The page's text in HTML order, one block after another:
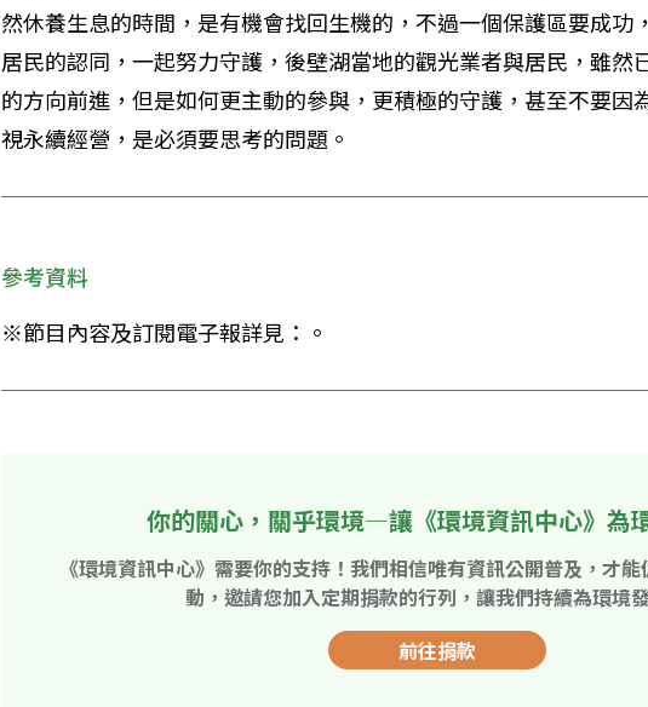
然休養生息的時間，是有機會找回生機的，不過一個保護區要成功
居民的認同，一起努力守護，後壁湖當地的觀光業者與居民，雖然
的方向前進，但是如何更主動的參與，更積極的守護，甚至不要因
視永續經營，是必須要思考的問題。
參考資料
※節目內容及訂閱電子報詳見：。
你的關心，關乎環境—讓《環境資訊中心》為
《環境資訊中心》需要你的支持！我們相信唯有資訊公開普及，才
動，邀請您加入定期捐款的行列，讓我們持續為環境
前往捐款